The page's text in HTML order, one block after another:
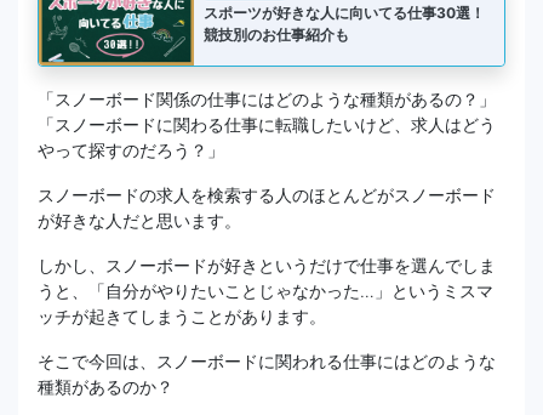
スポーツが好きな人に向いてる仕事30選！
競技別のお仕事紹介も
「スノーボード関係の仕事にはどのような種類があるの？」
「スノーボードに関わる仕事に転職したいけど、求人はどう
やって探すのだろう？」
スノーボードの求人を検索する人のほとんどがスノーボード
が好きな人だと思います。
しかし、スノーボードが好きというだけで仕事を選んでしま
うと、「自分がやりたいことじゃなかった…」というミスマ
ッチが起きてしまうことがあります。
そこで今回は、スノーボードに関われる仕事にはどのような
種類があるのか？